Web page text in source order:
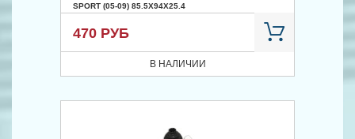
SPORT (05-09) 85.5X94X25.4
470 РУБ
В НАЛИЧИИ